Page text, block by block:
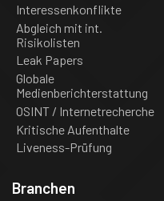
Interessenkonflikte
Abgleich mit int.
Risikolisten
Leak Papers
Globale
Medienberichterstattung
OSINT / Internetrecherche
Kritische Aufenthalte
Liveness-Prüfung
Branchen